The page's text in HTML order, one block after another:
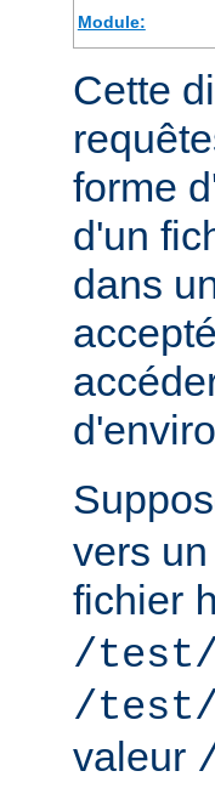
Module:
Cette
forme
d'un
dans
vers
fichier
/test/
/test/
valeur